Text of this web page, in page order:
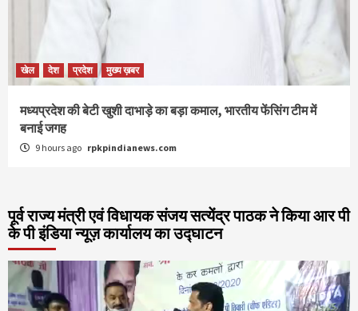
खेल देश प्रदेश मुख्य ख़बर
मध्यप्रदेश की बेटी खुशी दाभाड़े का बड़ा कमाल, भारतीय फेंसिंग टीम में
बनाई जगह
9 hours ago rpkpindianews.com
पूर्व राज्य मंत्री एवं विधायक संजय सत्येंद्र पाठक ने किया आर पी
के पी इंडिया न्यूज़ कार्यालय का उद्घाटन
Video
Player